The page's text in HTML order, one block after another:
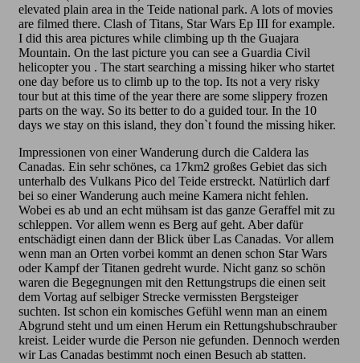
elevated plain area in the Teide national park. A lots of movies
are filmed there. Clash of Titans, Star Wars Ep III for example.
I did this area pictures while climbing up th the Guajara
Mountain. On the last picture you can see a Guardia Civil
helicopter you . The start searching a missing hiker who startet
one day before us to climb up to the top. Its not a very risky
tour but at this time of the year there are some slippery frozen
parts on the way. So its better to do a guided tour. In the 10
days we stay on this island, they don`t found the missing hiker.
Impressionen von einer Wanderung durch die Caldera las
Canadas. Ein sehr schönes, ca 17km2 großes Gebiet das sich
unterhalb des Vulkans Pico del Teide erstreckt. Natürlich darf
bei so einer Wanderung auch meine Kamera nicht fehlen.
Wobei es ab und an echt mühsam ist das ganze Geraffel mit zu
schleppen. Vor allem wenn es Berg auf geht. Aber dafür
entschädigt einen dann der Blick über Las Canadas. Vor allem
wenn man an Orten vorbei kommt an denen schon Star Wars
oder Kampf der Titanen gedreht wurde. Nicht ganz so schön
waren die Begegnungen mit den Rettungstrups die einen seit
dem Vortag auf selbiger Strecke vermissten Bergsteiger
suchten. Ist schon ein komisches Gefühl wenn man an einem
Abgrund steht und um einen Herum ein Rettungshubschrauber
kreist. Leider wurde die Person nie gefunden. Dennoch werden
wir Las Canadas bestimmt noch einen Besuch ab statten.